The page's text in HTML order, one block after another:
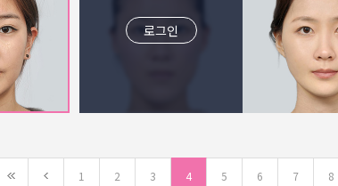
로그인
1 2 3 4 5 6 7 8